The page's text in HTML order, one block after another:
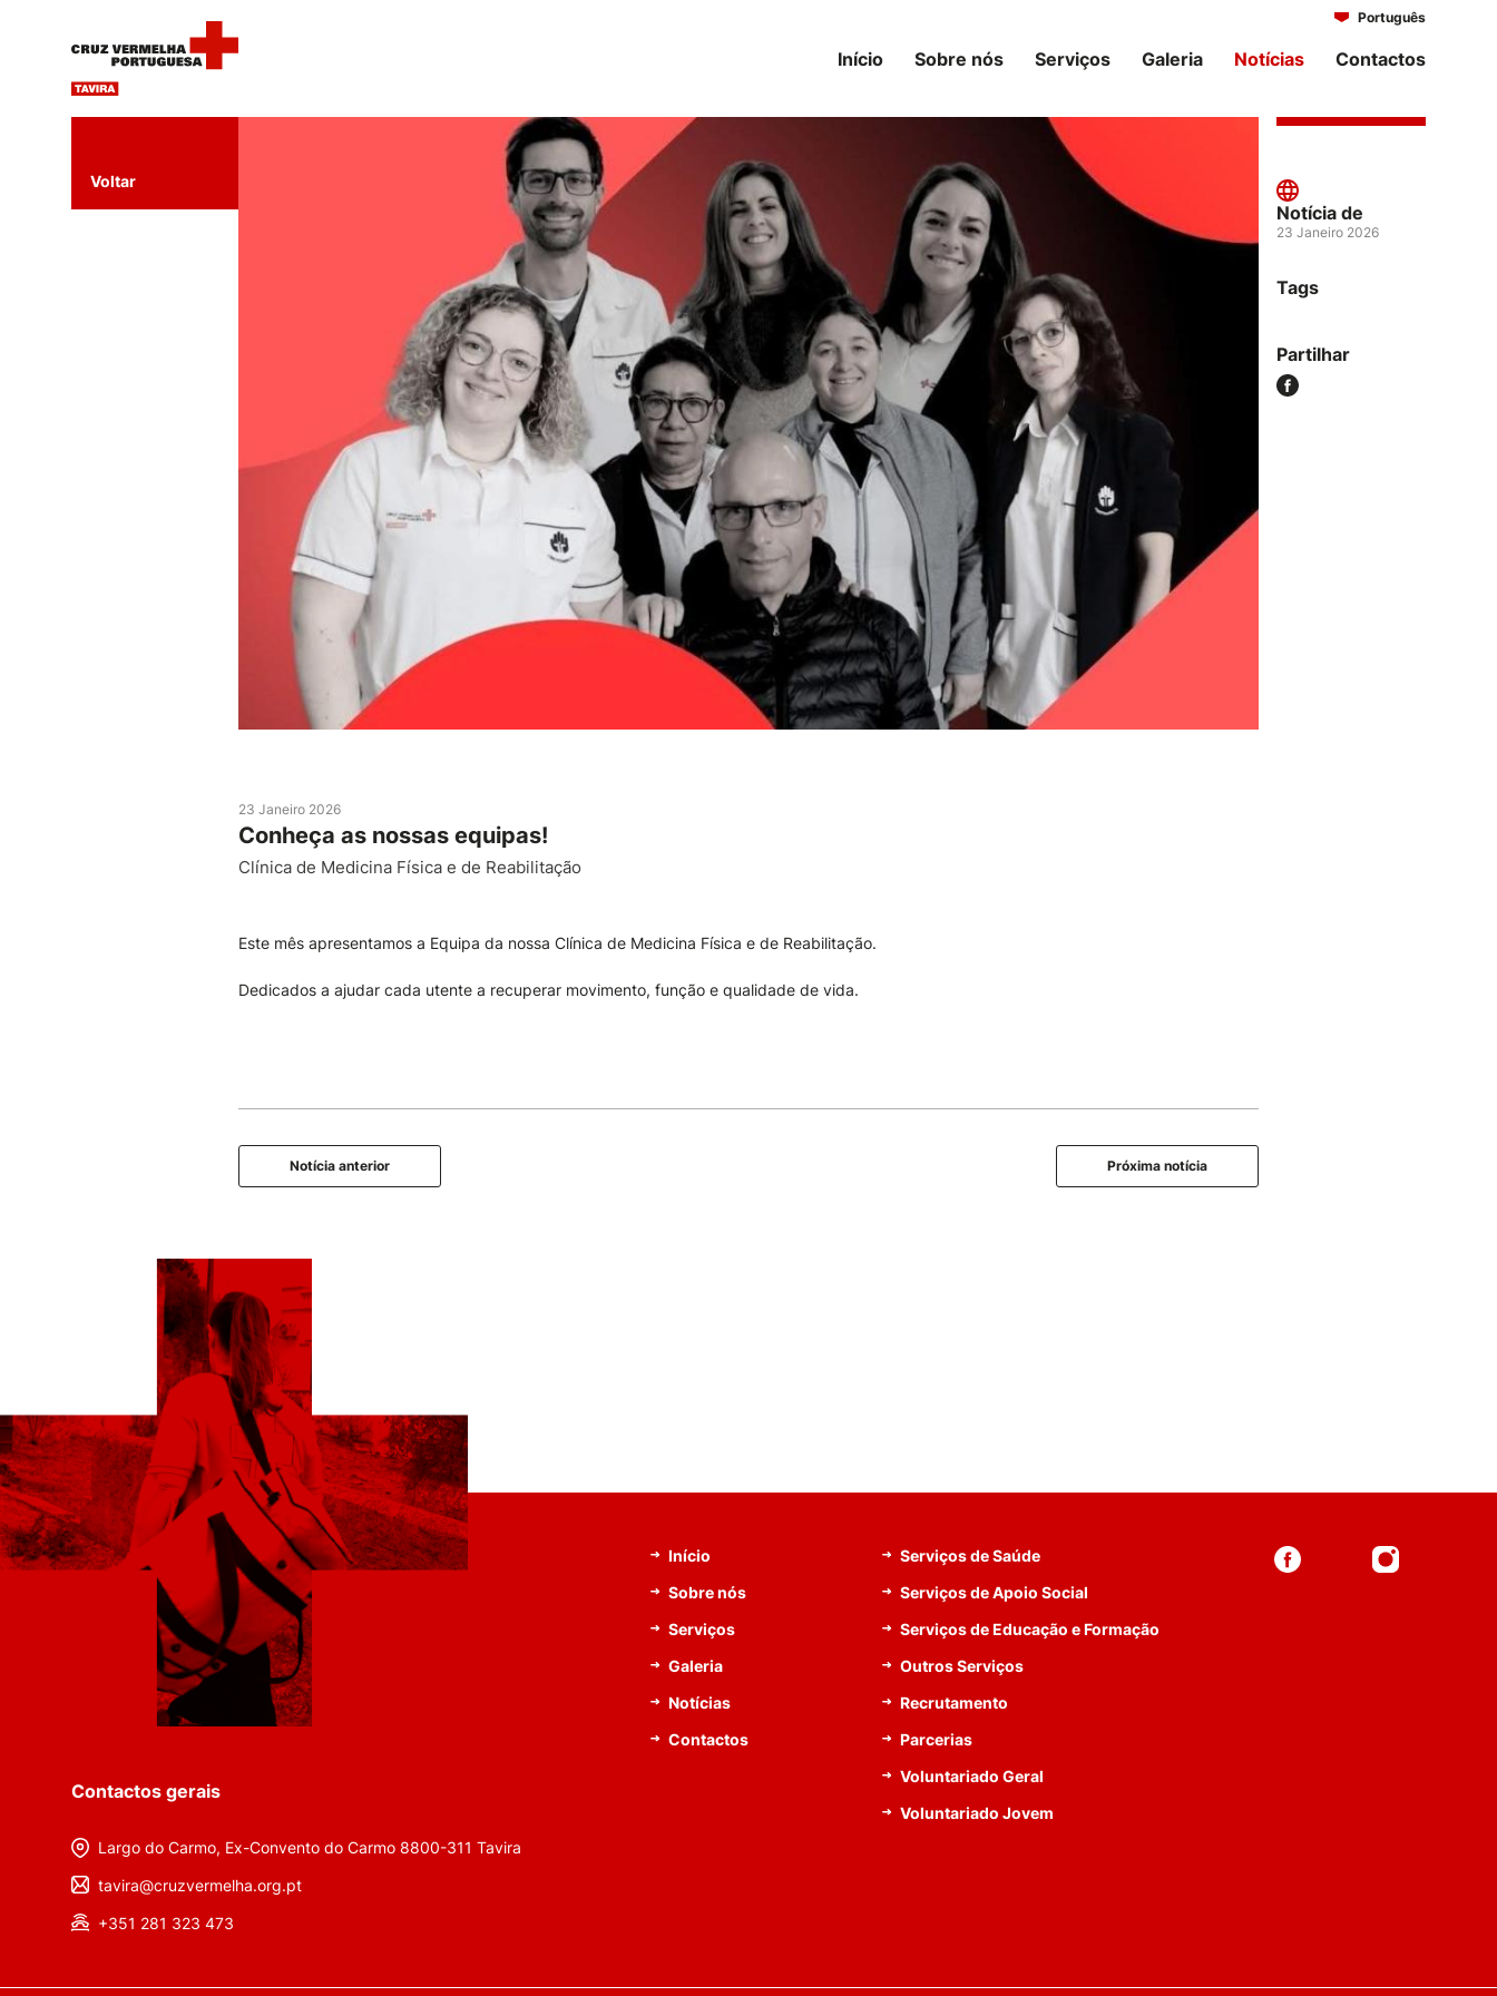
Início Sobre nós Serviços Galeria Notícias Contactos
Português
Italiano
Voltar
Notícia de
23 Janeiro 2026
Tags
Partilhar
23 Janeiro 2026
Conheça as nossas equipas!
Clínica de Medicina Física e de Reabilitação
Este mês apresentamos a Equipa da nossa Clínica de Medicina Física e de Reabilitação.
Dedicados a ajudar cada utente a recuperar movimento, função e qualidade de vida.
Notícia anterior Próxima notícia
Contactos gerais
Largo do Carmo, Ex-Convento do Carmo 8800-311 Tavira
tavira@cruzvermelha.org.pt
+351 281 323 473
Início
Sobre nós
Serviços
Galeria
Notícias
Contactos
Serviços de Saúde
Serviços de Apoio Social
Serviços de Educação e Formação
Outros Serviços
Recrutamento
Parcerias
Voluntariado Geral
Voluntariado Jovem